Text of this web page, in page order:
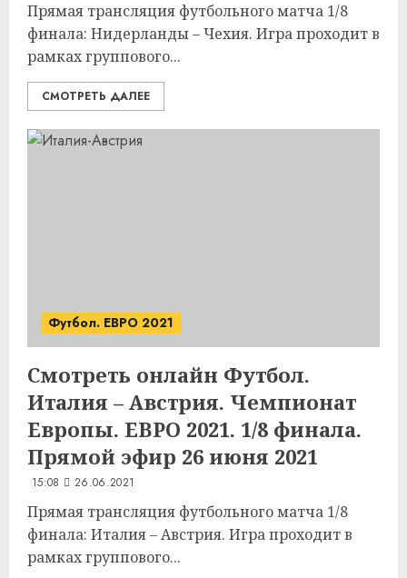
Прямая трансляция футбольного матча 1/8
финала: Нидерланды – Чехия. Игра проходит в
рамках группового...
СМОТРЕТЬ ДАЛЕЕ
Футбол. ЕВРО 2021
Смотреть онлайн Футбол.
Италия – Австрия. Чемпионат
Европы. ЕВРО 2021. 1/8 финала.
Прямой эфир 26 июня 2021
15:08 26.06.2021
Прямая трансляция футбольного матча 1/8
финала: Италия – Австрия. Игра проходит в
рамках группового...